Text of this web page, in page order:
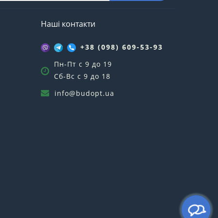
Наші контакти
+38 (098) 609-53-93
Пн-Пт с 9 до 19
Сб-Вс с 9 до 18
info@budopt.ua